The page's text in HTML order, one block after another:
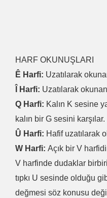
HARF OKUNUŞLARI
Ê Harfi: Uzatılarak
Î Harfi: Uzatılarak
Q Harfi: Kalın K sesine
kalın bir G sesini karşılar.
Û Harfi: Hafif uzatılarak
W Harfi: Açık bir V
V harfinde dudaklar
tıpkı U sesinde olduğu
değmesi söz konusu